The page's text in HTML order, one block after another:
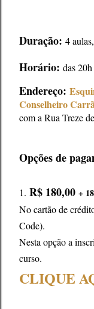
Duração: 4 aulas,
Horário: das
Endereço:
Conselheiro
com a Rua Treze
Opções de
1. R$ 180,00 +
No cartão de
Code).
Nesta opção a
curso.
CLIQUE